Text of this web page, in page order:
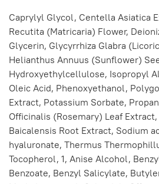
Caprylyl Glycol, Centella Asiatica
Recutita (Matricaria) Flower,
Glycerin, Glycyrrhiza Glabra
Helianthus Annuus (Sunflower)
Hydroxyethylcellulose, Isopropyl
Oleic Acid, Phenoxyethanol,
Extract, Potassium Sorbate,
Officinalis (Rosemary) Leaf
Baicalensis Root Extract, Sodium
hyaluronate, Thermus
Tocopherol, 1, Anise Alcohol,
Benzoate, Benzyl Salicylate,